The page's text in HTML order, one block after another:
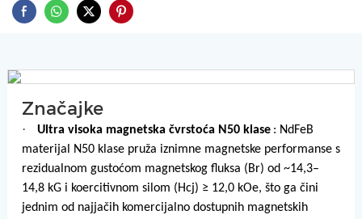
Značajke
· Ultra visoka magnetska čvrstoća N50 klase : NdFeB
materijal N50 klase pruža iznimne magnetske performanse s
rezidualnom gustoćom magnetskog fluksa (Br) od ~14,3–
14,8 kG i koercitivnom silom (Hcj) ≥ 12,0 kOe, što ga čini
jednim od najjačih komercijalno dostupnih magnetskih